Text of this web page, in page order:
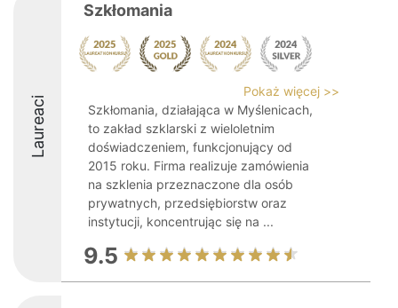
Laureaci
Szkłomania
Pokaż więcej >>
Szkłomania, działająca w Myślenicach,
to zakład szklarski z wieloletnim
doświadczeniem, funkcjonujący od
2015 roku. Firma realizuje zamówienia
na szklenia przeznaczone dla osób
prywatnych, przedsiębiorstw oraz
instytucji, koncentrując się na ...
9.5